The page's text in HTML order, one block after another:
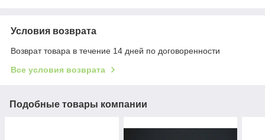
Условия возврата
Возврат товара в течение 14 дней по договоренности
Все условия возврата
Подобные товары компании